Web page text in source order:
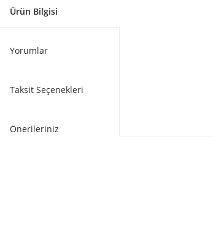
Ürün Bilgisi
Yorumlar
Taksit Seçenekleri
Önerileriniz